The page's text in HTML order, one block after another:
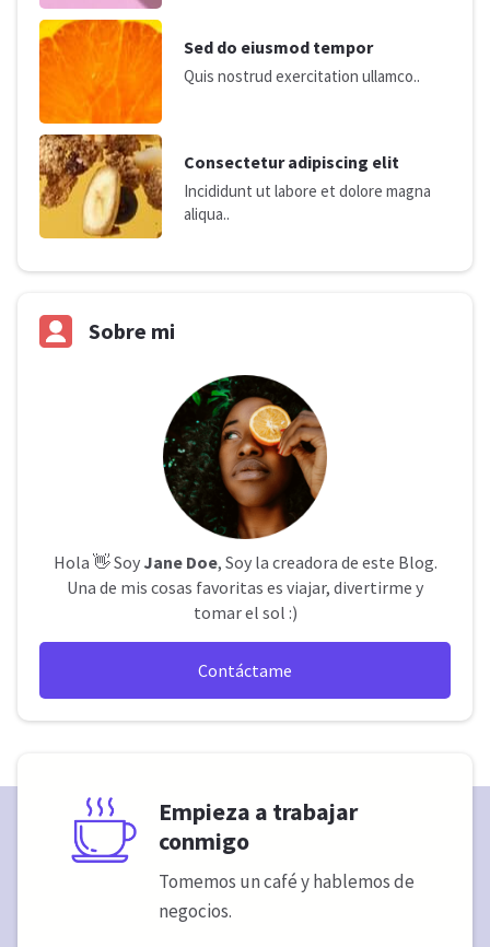
Sed do eiusmod tempor
Quis nostrud exercitation ullamco..
Consectetur adipiscing elit
Incididunt ut labore et dolore magna
aliqua..
Sobre mi
Hola 👋 Soy Jane Doe, Soy la creadora de este Blog.
Una de mis cosas favoritas es viajar, divertirme y
tomar el sol :)
Contáctame
Empieza a trabajar
conmigo
Tomemos un café y hablemos de
negocios.